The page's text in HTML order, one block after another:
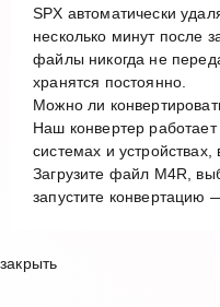
SPX автоматически
несколько минут после
файлы никогда не
хранятся постоянно.
Можно ли
Наш конвертер
системах и
Загрузите файл M4R,
запустите конвертацию
закрыть